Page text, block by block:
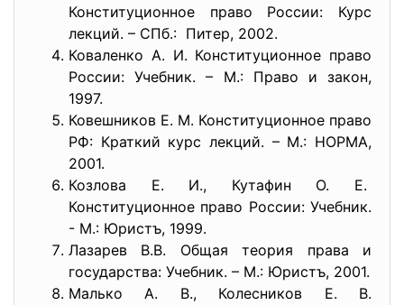
Конституционное право России: Курс
лекций. – СПб.: Питер, 2002.
Коваленко А. И. Конституционное право
России: Учебник. – М.: Право и закон,
1997.
Ковешников Е. М. Конституционное право
РФ: Краткий курс лекций. – М.: НОРМА,
2001.
Козлова Е. И., Кутафин О. Е.
Конституционное право России: Учебник.
- М.: Юристъ, 1999.
Лазарев В.В. Общая теория права и
государства: Учебник. – М.: Юристъ, 2001.
Малько А. В., Колесников Е. В.